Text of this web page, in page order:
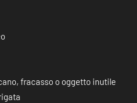
fracasso o oggetto inutile